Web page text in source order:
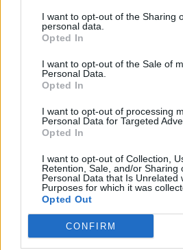
I want to opt-out of the Sharing
personal data.
Opted In
I want to opt-out of the Sale of
Personal Data.
Opted In
I want to opt-out of processing
Personal Data for Targeted
Opted In
I want to opt-out of Collection,
Retention, Sale, and/or Sharing
Personal Data that Is Unrelated
Purposes for which it was
Opted Out
CONFIRM
αποκαλύπτουν την πλήρη
και των απωλειών που